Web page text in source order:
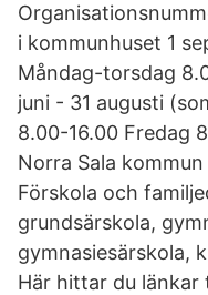
i kommunhuset 1
Måndag-torsdag
juni - 31 augusti
8.00-16.00 Fredag
Norra Sala
Förskola och
grundsärskola,
gymnasiesärskola,
Här hittar du länkar